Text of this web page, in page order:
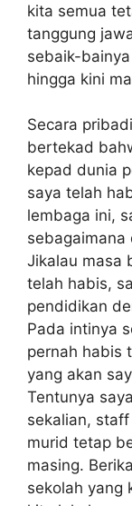
kita semua
tanggung
sebaik-
hingga kini
Secara
bertekad
kepad dunia
saya telah
lembaga ini,
Jikalau masa
telah habis,
pendidikan
Pada intinya
pernah habis
yang akan
Tentunya
sekalian,
murid tetap
masing.
sekolah yang